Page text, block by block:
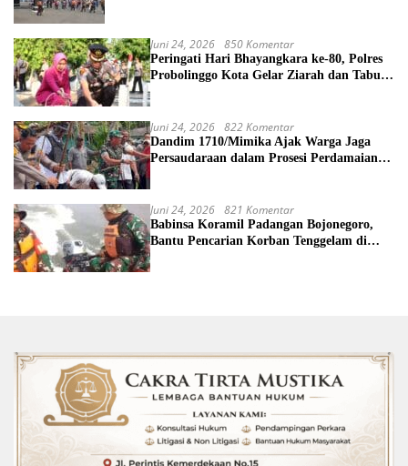
Juni 24, 2026 850 Komentar
Peringati Hari Bhayangkara ke-80, Polres
Probolinggo Kota Gelar Ziarah dan Tabur
Juni 24, 2026 822 Komentar
Dandim 1710/Mimika Ajak Warga Jaga
Persaudaraan dalam Prosesi Perdamaian
Juni 24, 2026 821 Komentar
Babinsa Koramil Padangan Bojonegoro,
Bantu Pencarian Korban Tenggelam di